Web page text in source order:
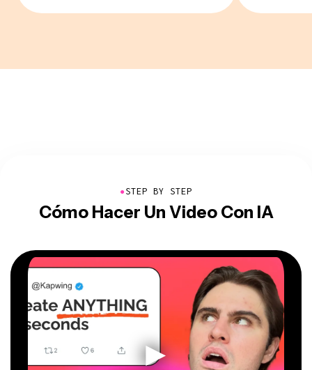
●STEP BY STEP
Cómo Hacer Un Video Con IA